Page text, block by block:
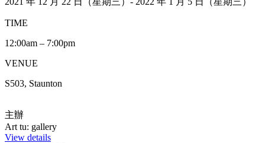
TIME
12:00am – 7:00pm
VENUE
S503, Staunton
主辦
Art tu: gallery
View details